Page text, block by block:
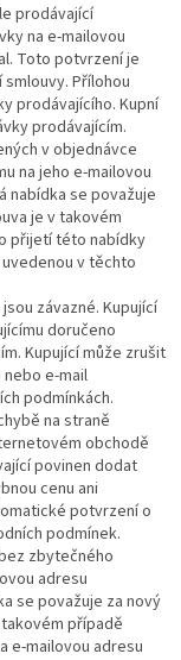
prodávající
na e-mailovou
Toto potvrzení je
Přílohou
prodávajícího. Kupní
prodávajícím.
v objednávce
na jeho e-mailovou
nabídka se považuje
je v takovém
přijetí této nabídky
v těchto
závazné. Kupující
doručeno
Kupující může zrušit
e-mail
podmínkách.
na straně
obchodě
povinen dodat
cenu ani
potvrzení o
podmínek.
zbytečného
adresu
se považuje za nový
případě
e-mailovou adresu